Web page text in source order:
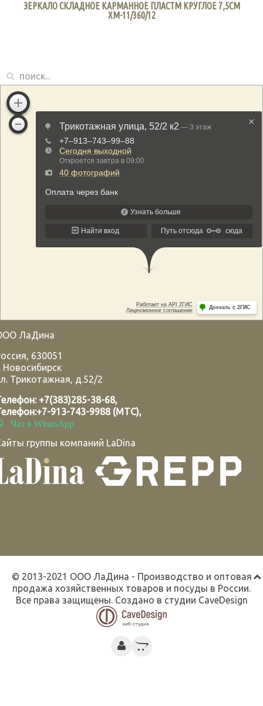
ЗЕРКАЛО СКЛАДНОЕ КАРМАННОЕ ПЛАСТМ КРУГЛОЕ 7,5СМ
ХМ-11/360/12
ЛаДина
, 630051
Новосибирск
Трикотажная, д.52/2
+7(383)285-38-68,
+7-913-743-9988 (МТС),
Чат в WhatsApp
группы компаний LaDina
© 2013-2021 ООО ЛаДина - Производство и оптовая
продажа хозяйственных товаров и посуды в России.
Все права защищены. Создано в студии CaveDesign